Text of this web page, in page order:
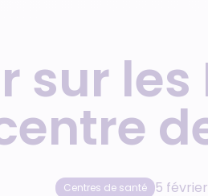
Cabinet pluridisciplinaire
Formation
Nous rejoindre
Parrainage
sur
Centres de santé 5